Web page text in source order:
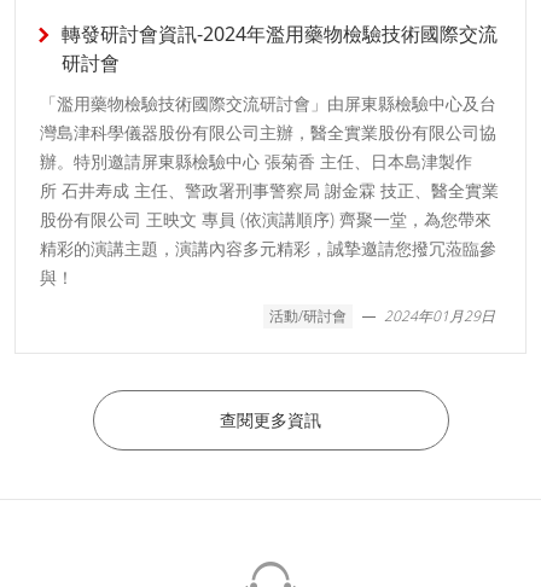
轉發研討會資訊-2024年濫用藥物檢驗技術國際交流
研討會
「濫用藥物檢驗技術國際交流研討會」由屏東縣檢驗中心及台
灣島津科學儀器股份有限公司主辦，醫全實業股份有限公司協
辦。特別邀請屏東縣檢驗中心 張菊香 主任、日本島津製作
所 石井寿成 主任、警政署刑事警察局 謝金霖 技正、醫全實業
股份有限公司 王映文 專員 (依演講順序) 齊聚一堂，為您帶來
精彩的演講主題，演講內容多元精彩，誠摯邀請您撥冗蒞臨參
與！
活動/研討會 2024年01月29日
查閱更多資訊